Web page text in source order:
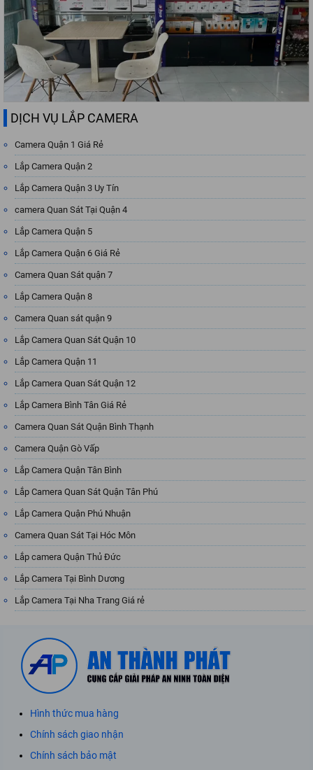
DỊCH VỤ LẮP CAMERA
Camera Quận 1 Giá Rẻ
Lắp Camera Quận 2
Lắp Camera Quận 3 Uy Tín
camera Quan Sát Tại Quận 4
Lắp Camera Quận 5
Lắp Camera Quận 6 Giá Rẻ
Camera Quan Sát quận 7
Lắp Camera Quận 8
Camera Quan sát quận 9
Lắp Camera Quan Sát Quận 10
Lắp Camera Quận 11
Lắp Camera Quan Sát Quận 12
Lắp Camera Bình Tân Giá Rẻ
Camera Quan Sát Quận Bình Thạnh
Camera Quận Gò Vấp
Lắp Camera Quận Tân Bình
Lắp Camera Quan Sát Quận Tân Phú
Lắp Camera Quận Phú Nhuận
Camera Quan Sát Tại Hóc Môn
Lắp camera Quận Thủ Đức
Lắp Camera Tại Bình Dương
Lắp Camera Tại Nha Trang Giá rẻ
Hình thức mua hàng
Chính sách giao nhận
Chính sách bảo mật